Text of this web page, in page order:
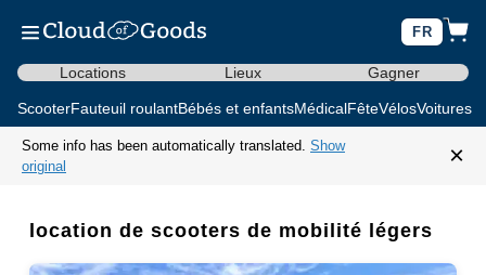
FR
Locations Lieux Gagner
ScooterFauteuil roulantBébés et enfantsMédicalFêteVélosVoitures
Some info has been automatically translated. Show
original
×
location de scooters de mobilité légers